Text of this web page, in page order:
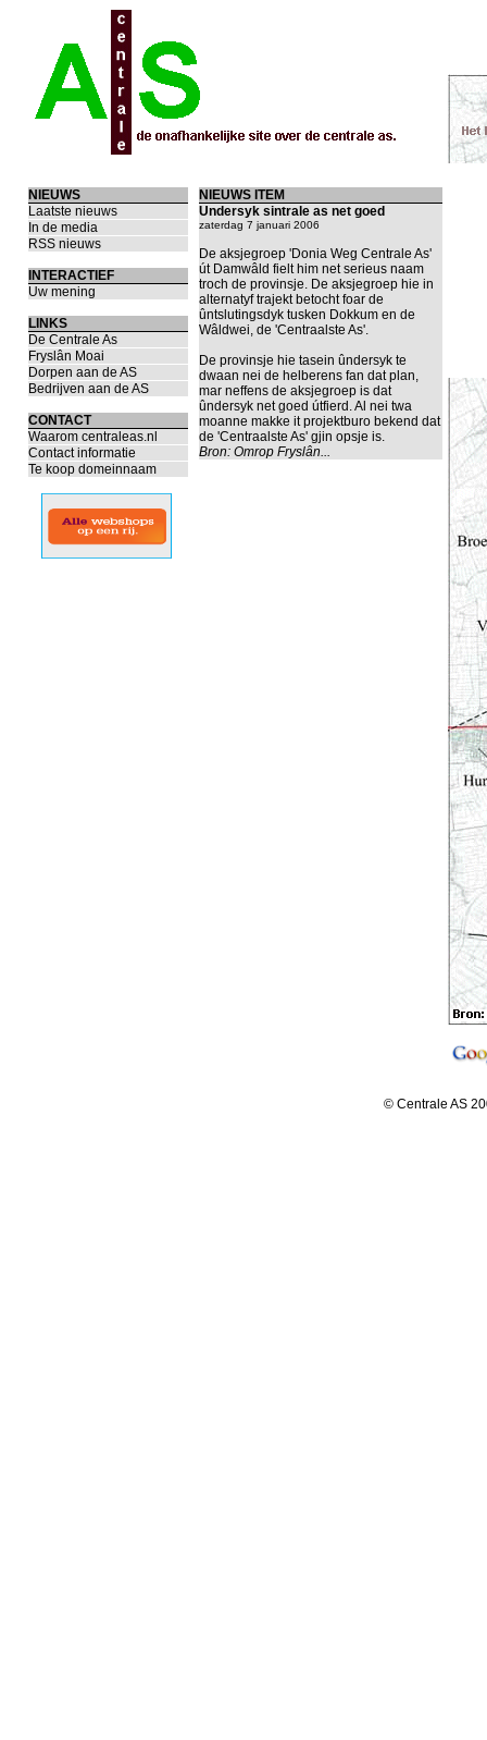
NIEUWS
Laatste nieuws
In de media
RSS nieuws
INTERACTIEF
Uw mening
LINKS
De Centrale As
Fryslân Moai
Dorpen aan de AS
Bedrijven aan de AS
CONTACT
Waarom centraleas.nl
Contact informatie
Te koop domeinnaam
NIEUWS ITEM
Undersyk sintrale as net goed
zaterdag 7 januari 2006
De aksjegroep 'Donia Weg Centrale As'
út Damwâld fielt him net serieus naam
troch de provinsje. De aksjegroep hie in
alternatyf trajekt betocht foar de
ûntslutingsdyk tusken Dokkum en de
Wâldwei, de 'Centraalste As'.
De provinsje hie tasein ûndersyk te
dwaan nei de helberens fan dat plan,
mar neffens de aksjegroep is dat
ûndersyk net goed útfierd. Al nei twa
moanne makke it projektburo bekend dat
de 'Centraalste As' gjin opsje is.
Bron: Omrop Fryslân...
© Centrale AS